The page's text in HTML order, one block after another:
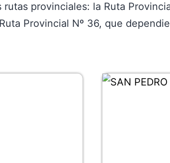
provinciales: la Ruta
Provincial Nº 36, que